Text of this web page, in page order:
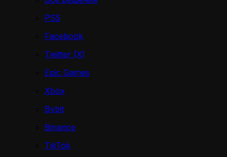
PS5
Facebook
Twitter (X)
Epic Games
Xbox
Bybit
Binance
TikTok